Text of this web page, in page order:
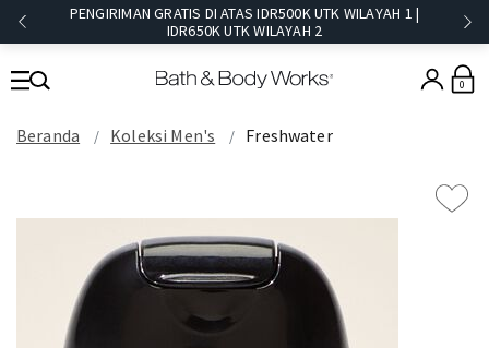
PENGIRIMAN GRATIS DI ATAS IDR500K UTK WILAYAH 1 |
IDR650K UTK WILAYAH 2​
0
Beranda Koleksi Men's Freshwater